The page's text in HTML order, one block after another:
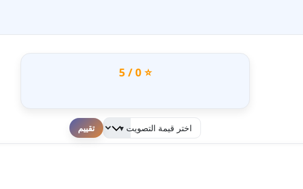
⭐ 0 / 5
لطفا قم بالتقييم